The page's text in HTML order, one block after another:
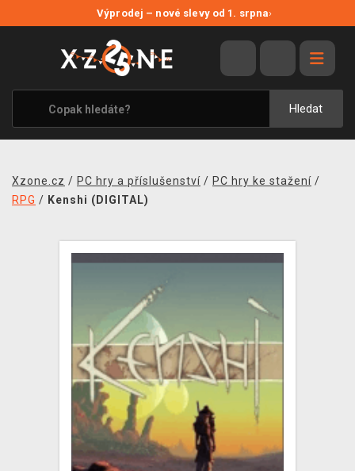
Výprodej – nové slevy od 1. srpna›
Hledat
VÝPRODEJ
VIDEOHRY
XZONE ORIGINALS
TÉMATIKY
MERCHANDISE
DOPRAVA
XZONE KLUB
TCG & BOARDGAME HUB
Xzone.cz / PC hry a příslušenství / PC hry ke stažení /
RPG / Kenshi (DIGITAL)